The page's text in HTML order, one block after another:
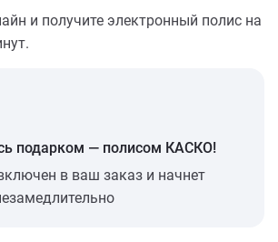
и получите электронный полис на
подарком — полисом КАСКО!
в ваш заказ и начнет